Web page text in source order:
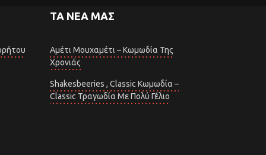
ΤΑ ΝΈΑ ΜΑΣ
Αμέτι Μουχαμέτι – Κωμωδία Της
Χρονιάς
Shakesbeeries , Classic Κωμωδία –
Classic Τραγωδία Με Πολύ Γέλιο